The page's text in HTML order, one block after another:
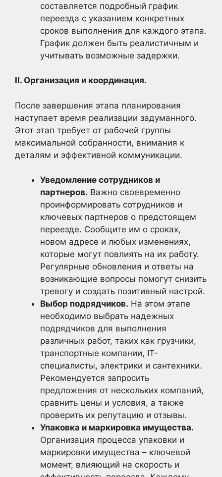
составляется подробный график
переезда с указанием конкретных
сроков выполнения для каждого этапа.
График должен быть реалистичным и
учитывать возможные задержки.
II. Организация и координация.
После завершения этапа планирования
наступает время реализации задуманного.
Этот этап требует от рабочей группы
максимальной собранности, внимания к
деталям и эффективной коммуникации.
Уведомление сотрудников и
партнеров. Важно своевременно
проинформировать сотрудников и
ключевых партнеров о предстоящем
переезде. Сообщите им о сроках,
новом адресе и любых изменениях,
которые могут повлиять на их работу.
Регулярные обновления и ответы на
возникающие вопросы помогут снизить
тревогу и создать позитивный настрой.
Выбор подрядчиков. На этом этапе
необходимо выбрать надежных
подрядчиков для выполнения
различных работ, таких как грузчики,
транспортные компании, IT-
специалисты, электрики и сантехники.
Рекомендуется запросить
предложения от нескольких компаний,
сравнить цены и условия, а также
проверить их репутацию и отзывы.
Упаковка и маркировка имущества.
Организация процесса упаковки и
маркировки имущества – ключевой
момент, влияющий на скорость и